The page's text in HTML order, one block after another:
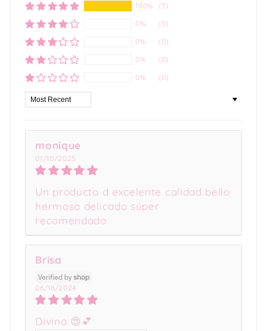
100%
(3)
0%
(0)
0%
(0)
0%
(0)
0%
(0)
Sort by
monique
01/10/2025
Un producto d excelente calidad bello
hermoso delicado súper
recomendado
Brisa
06/18/2024
Divino 😍💕